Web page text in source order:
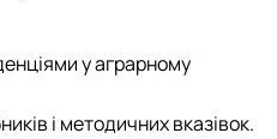
у аграрному
і методичних вказівок.